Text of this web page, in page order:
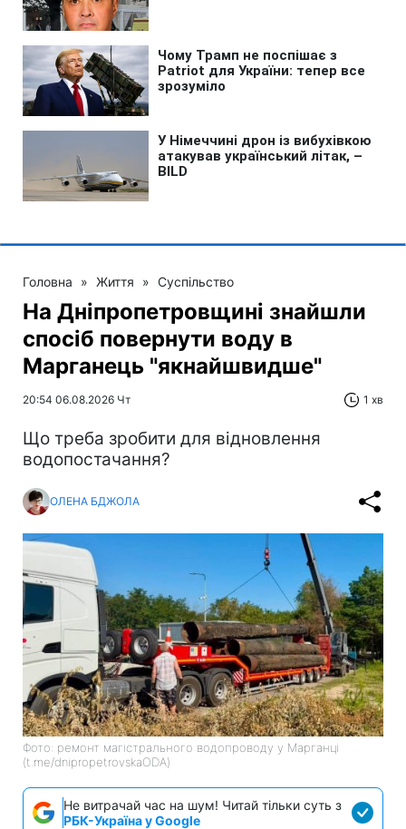
Головна » Життя » Суспільство
На Дніпропетровщині знайшли
спосіб повернути воду в
Марганець "якнайшвидше"
20:54 06.08.2026 Чт 1 хв
Що треба зробити для відновлення
водопостачання?
ОЛЕНА БДЖОЛА
Фото: ремонт магістрального водопроводу у Марганці
(t.me/dnipropetrovskaODA)
Не витрачай час на шум! Читай тільки суть з
РБК-Україна у Google